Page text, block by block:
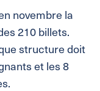
novembre la
210 billets.
structure doit
et les 8